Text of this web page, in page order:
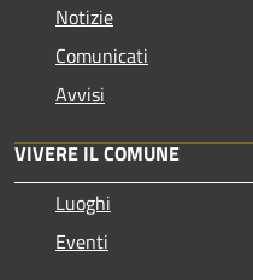
Notizie
Comunicati
Avvisi
VIVERE IL COMUNE
Luoghi
Eventi